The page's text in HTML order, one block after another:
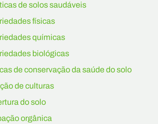
de solos saudáveis
físicas
químicas
biológicas
de conservação da saúde do solo
de culturas
do solo
orgânica